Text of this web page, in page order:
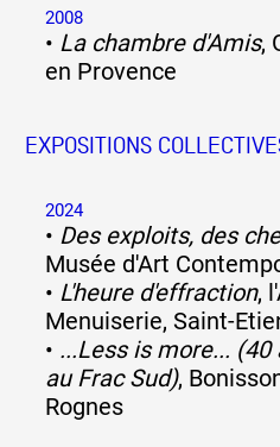
vidéos
2008
• La chambre d'Amis,
en Provence
EXPOSITIONS
2024
• Des exploits, des
Musée d'Art
• L'heure d'effraction,
Menuiserie, Saint-
• ...Less is more...
au Frac Sud),
Rognes